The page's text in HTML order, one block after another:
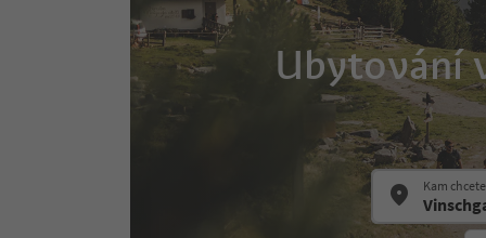
Ubytování
Kam